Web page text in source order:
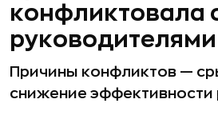
конфликтовала
руководителями
Причины конфликтов —
снижение эффективности